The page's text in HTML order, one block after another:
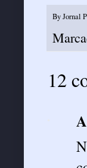
ByJornal
12